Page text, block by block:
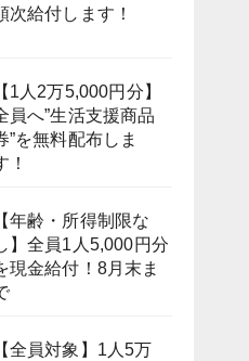
次給付します！
【1人2万5,000円分】
員へ”生活支援商品
”を無料配布しま
！
【年齢・所得制限な
】全員1人5,000円分
現金給付！8月末ま
【全員対象】1人5万